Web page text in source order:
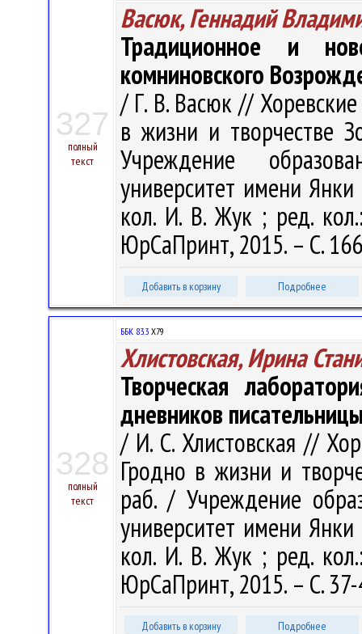
327
полный
текст
Васюк, Геннадий
Традиционное и
комниновского
/ Г. В. Васюк //
в жизни и творчестве
Учреждение
университет имени
кол. И. В. Жук ; ред.
ЮрСаПринт, 2015. – С.
Добавить в корзину Подробнее
328
полный
текст
ББК 83.3 Х79
Хлистовская, Ирина
Творческая
дневников
/ И. С. Хлистовская //
Гродно в жизни и
раб. / Учреждение
университет имени
кол. И. В. Жук ; ред.
ЮрСаПринт, 2015. – С.
Добавить в корзину Подробнее